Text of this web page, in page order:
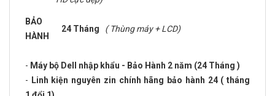
BẢO
HÀNH
24 Tháng ( Thùng máy + LCD)
- Máy bộ Dell nhập khẩu - Bảo Hành 2 năm (24 Tháng )
- Linh kiện nguyên zin chính hãng bảo hành 24 ( tháng